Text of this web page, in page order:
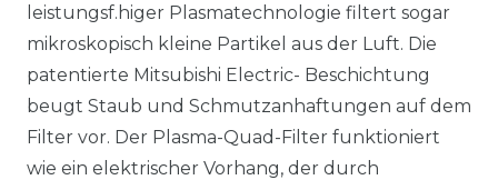
leistungsf.higer Plasmatechnologie filtert sogar
mikroskopisch kleine Partikel aus der Luft. Die
patentierte Mitsubishi Electric- Beschichtung
beugt Staub und Schmutzanhaftungen auf dem
Filter vor. Der Plasma-Quad-Filter funktioniert
wie ein elektrischer Vorhang, der durch